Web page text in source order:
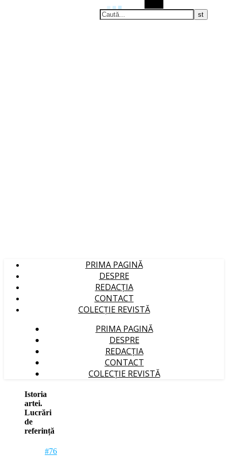
PRIMA PAGINĂ
DESPRE
REDACȚIA
CONTACT
COLECȚIE REVISTĂ
PRIMA PAGINĂ
DESPRE
REDACȚIA
CONTACT
COLECȚIE REVISTĂ
Istoria
artei.
Lucrări
de
referință
#76